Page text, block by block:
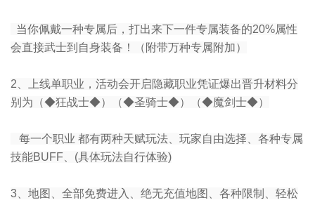
当你佩戴一种专属后，打出来下一件专属装备的20%属性
会直接武士到自身装备！（附带万种专属附加）
2、上线单职业，活动会开启隐藏职业凭证爆出晋升材料分
别为（◆狂战士◆）（◆圣骑士◆）（◆魔剑士◆）
每一个职业 都有两种天赋玩法、玩家自由选择、各种专属
技能BUFF、(具体玩法自行体验)
3、地图、全部免费进入、绝无充值地图、各种限制、轻松